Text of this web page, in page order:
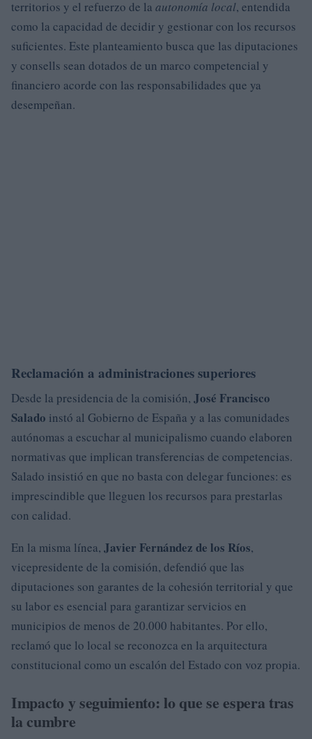
territorios y el refuerzo de la autonomía local, entendida
como la capacidad de decidir y gestionar con los recursos
suficientes. Este planteamiento busca que las diputaciones
y consells sean dotados de un marco competencial y
financiero acorde con las responsabilidades que ya
desempeñan.
Reclamación a administraciones superiores
Desde la presidencia de la comisión, José Francisco
Salado instó al Gobierno de España y a las comunidades
autónomas a escuchar al municipalismo cuando elaboren
normativas que implican transferencias de competencias.
Salado insistió en que no basta con delegar funciones: es
imprescindible que lleguen los recursos para prestarlas
con calidad.
En la misma línea, Javier Fernández de los Ríos,
vicepresidente de la comisión, defendió que las
diputaciones son garantes de la cohesión territorial y que
su labor es esencial para garantizar servicios en
municipios de menos de 20.000 habitantes. Por ello,
reclamó que lo local se reconozca en la arquitectura
constitucional como un escalón del Estado con voz propia.
Impacto y seguimiento: lo que se espera tras
la cumbre